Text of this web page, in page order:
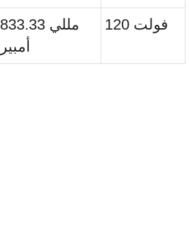
833.33 مللي
أمبير
120 فولت